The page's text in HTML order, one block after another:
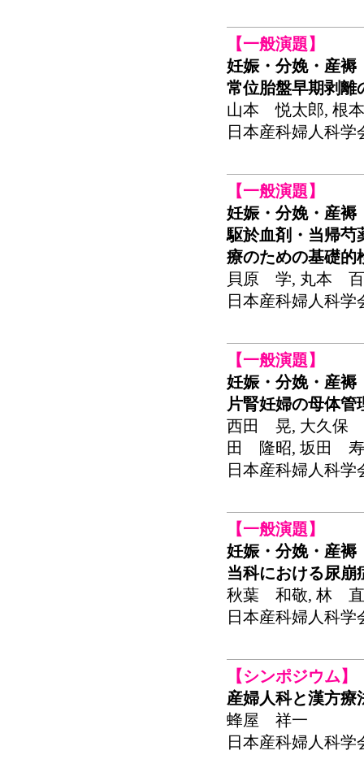
【一般演題】
妊娠・分娩・産褥
常位胎盤早期剥離
山本 悦太郎, 根
日本産科婦人科学
【一般演題】
妊娠・分娩・産褥
駆於血剤・当帰
療のための基礎的
貝原 学, 丸本
日本産科婦人科学
【一般演題】
妊娠・分娩・産褥
片腎妊婦の母体管
西田 晃, 大久保
田 隆昭, 坂田
日本産科婦人科学
【一般演題】
妊娠・分娩・産褥
当科における尿崩
秋葉 和敬, 林
日本産科婦人科学
【シンポジウム】
産婦人科と漢方
蜂屋 祥一
日本産科婦人科学